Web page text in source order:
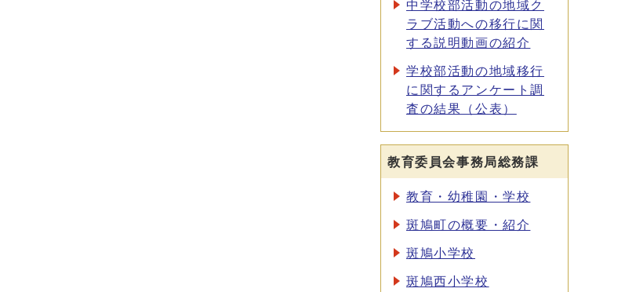
中学校部活動の地域ク
ラブ活動への移行に関
する説明動画の紹介
学校部活動の地域移行
に関するアンケート調
査の結果（公表）
教育委員会事務局総務課
教育・幼稚園・学校
斑鳩町の概要・紹介
斑鳩小学校
斑鳩西小学校